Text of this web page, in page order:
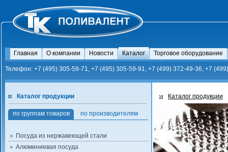
Главная О компании Новости Каталог Торговое оборудование
Телефон: +7 (495) 305-59-71, +7 (495) 305-59-91, +7 (499) 372-49-36, +7
Каталог продукции
по группам товаров по производителям
Посуда из нержавеющей стали
Алюминиевая посуда
Каталог продукции